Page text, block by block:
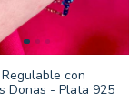
con
Donas - Plata 925